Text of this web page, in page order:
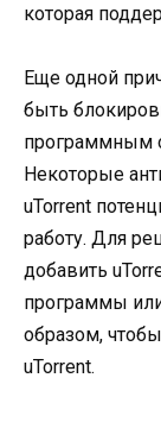
которая
Еще одной
быть
программным
Некоторые
uTorrent
работу. Для
добавить
программы
образом,
uTorrent.